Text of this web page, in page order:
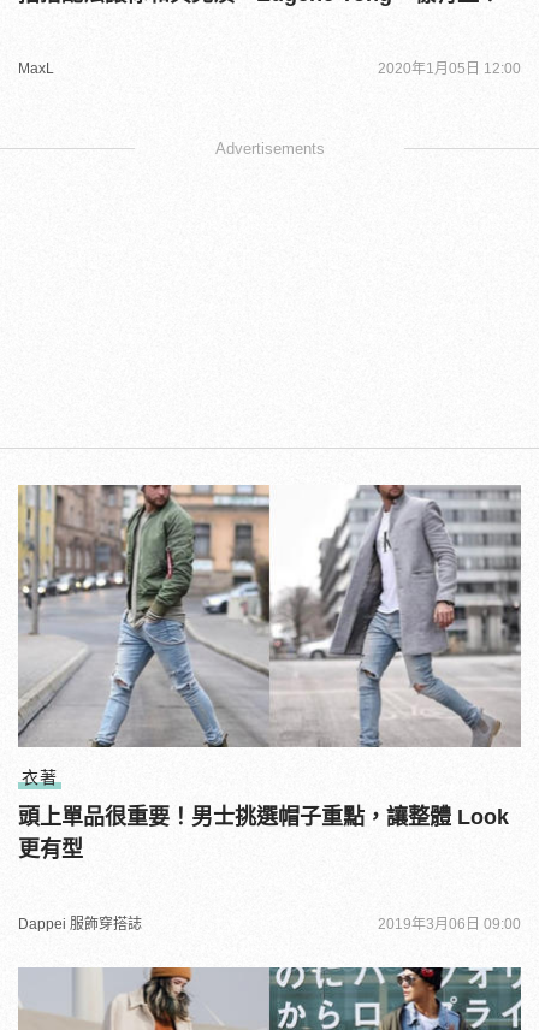
MaxL 2020年1月05日 12:00
Advertisements
衣著
頭上單品很重要！男士挑選帽子重點，讓整體 Look
更有型
Dappei 服飾穿搭誌 2019年3月06日 09:00